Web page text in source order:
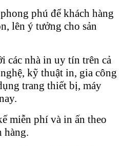
phú để khách hàng
lên ý tưởng cho sản
các nhà in uy tín trên cả
kỹ thuật in, gia công
trang thiết bị, máy
miễn phí và in ấn theo
hàng.